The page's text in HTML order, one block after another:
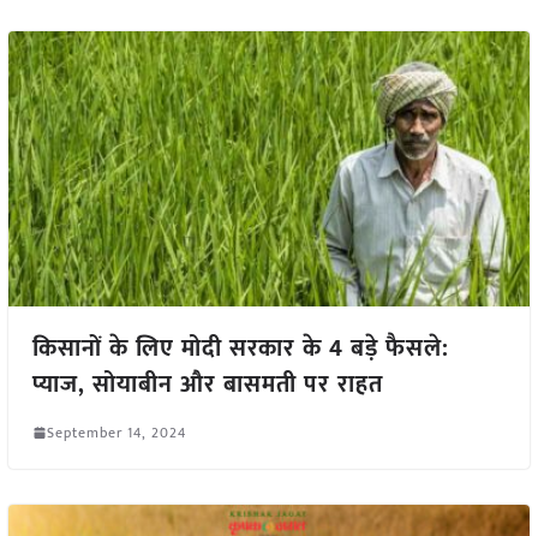
किसानों के लिए मोदी सरकार के 4 बड़े फैसले:
प्याज, सोयाबीन और बासमती पर राहत
September 14, 2024